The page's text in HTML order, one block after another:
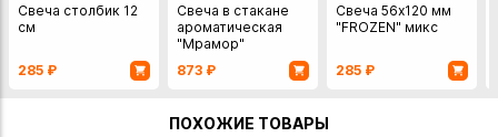
Свеча столбик 12
см
285 ₽
Свеча в стакане
ароматическая
"Мрамор"
873 ₽
Свеча 56х120 мм
"FROZEN" микс
285 ₽
ПОХОЖИЕ ТОВАРЫ